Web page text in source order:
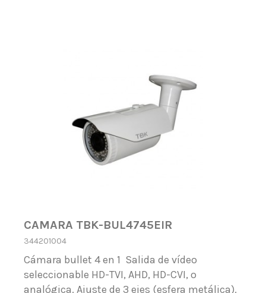
CAMARA TBK-BUL4745EIR
344201004
Cámara bullet 4 en 1 Salida de vídeo
seleccionable HD-TVI, AHD, HD-CVI, o
analógica. Ajuste de 3 ejes (esfera metálica).